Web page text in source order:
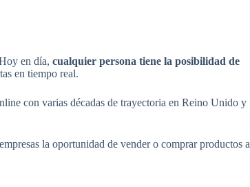
en día, cualquier persona tiene la posibilidad de
en tiempo real.
con varias décadas de trayectoria en Reino Unido y
la oportunidad de vender o comprar productos a